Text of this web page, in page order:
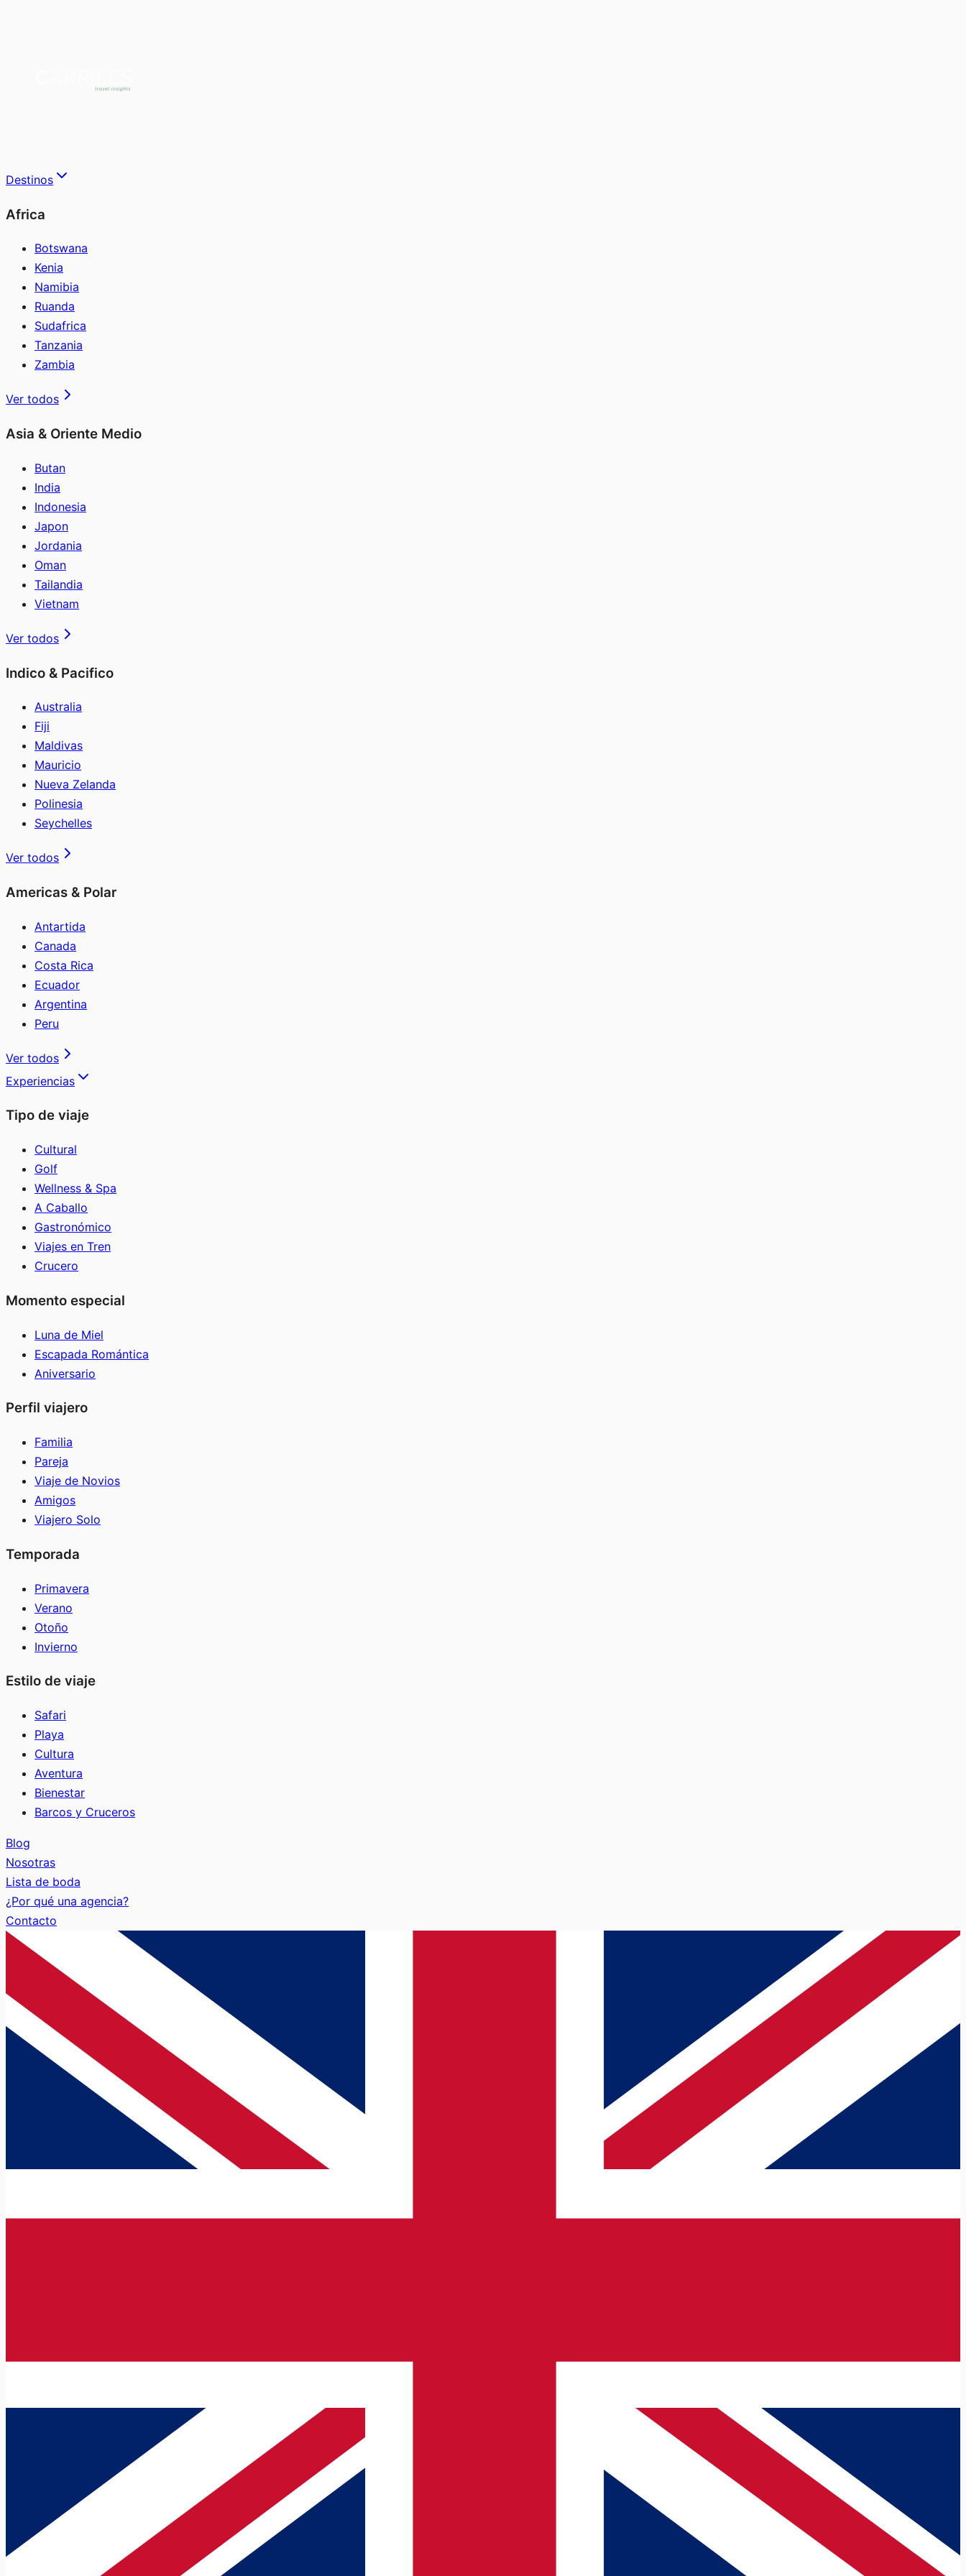
Destinos
Africa
Botswana
Kenia
Namibia
Ruanda
Sudafrica
Tanzania
Zambia
Ver todos
Asia & Oriente Medio
Butan
India
Indonesia
Japon
Jordania
Oman
Tailandia
Vietnam
Ver todos
Indico & Pacifico
Australia
Fiji
Maldivas
Mauricio
Nueva Zelanda
Polinesia
Seychelles
Ver todos
Americas & Polar
Antartida
Canada
Costa Rica
Ecuador
Argentina
Peru
Ver todos
Experiencias
Tipo de viaje
Cultural
Golf
Wellness & Spa
A Caballo
Gastronómico
Viajes en Tren
Crucero
Momento especial
Luna de Miel
Escapada Romántica
Aniversario
Perfil viajero
Familia
Pareja
Viaje de Novios
Amigos
Viajero Solo
Temporada
Primavera
Verano
Otoño
Invierno
Estilo de viaje
Safari
Playa
Cultura
Aventura
Bienestar
Barcos y Cruceros
Blog
Nosotras
Lista de boda
¿Por qué una agencia?
Contacto